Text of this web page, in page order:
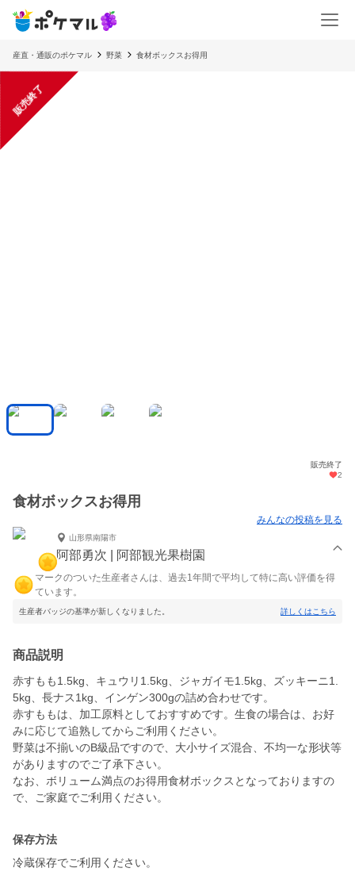
産直・通販のポケマル 野菜 食材ボックスお得用
販売終了
販売終了
2
食材ボックスお得用
みんなの投稿を見る
山形県南陽市
阿部勇次 | 阿部観光果樹園
マークのついた生産者さんは、過去1年間で平均して特に高い評価を得
ています。
生産者バッジの基準が新しくなりました。 詳しくはこちら
商品説明
赤すもも1.5kg、キュウリ1.5kg、ジャガイモ1.5kg、ズッキーニ1.
5kg、長ナス1kg、インゲン300gの詰め合わせです。
赤すももは、加工原料としておすすめです。生食の場合は、お好
みに応じて追熟してからご利用ください。
野菜は不揃いのB級品ですので、大小サイズ混合、不均一な形状等
がありますのでご了承下さい。
なお、ボリューム満点のお得用食材ボックスとなっておりますの
で、ご家庭でご利用ください。
保存方法
冷蔵保存でご利用ください。